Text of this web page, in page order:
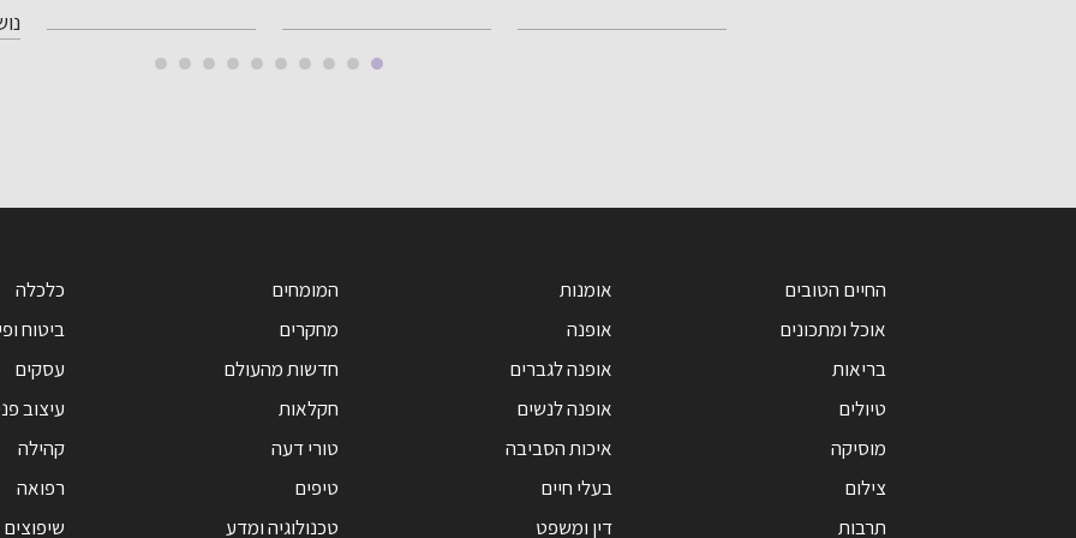
נושא...
החיים הטובים
אוכל ומתכונים
בריאות
טיולים
מוסיקה
צילום
תרבות
אומנות
אופנה
אופנה לגברים
אופנה לנשים
איכות הסביבה
בעלי חיים
דין ומשפט
המומחים
מחקרים
חדשות מהעולם
חקלאות
טורי דעה
טיפים
טכנולוגיה ומדע
כלכלה
ביטוח
עסקים
עיצוב
קהילה
רפואה
שיפוצים